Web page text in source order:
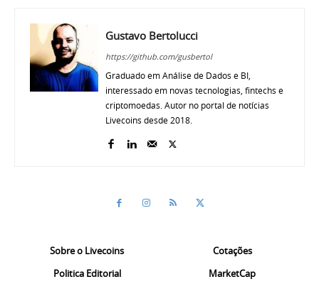
Gustavo Bertolucci
https://github.com/gusbertol
Graduado em Análise de Dados e BI,
interessado em novas tecnologias, fintechs e
criptomoedas. Autor no portal de notícias
Livecoins desde 2018.
Sobre o Livecoins
Politica Editorial
Cotações
MarketCap